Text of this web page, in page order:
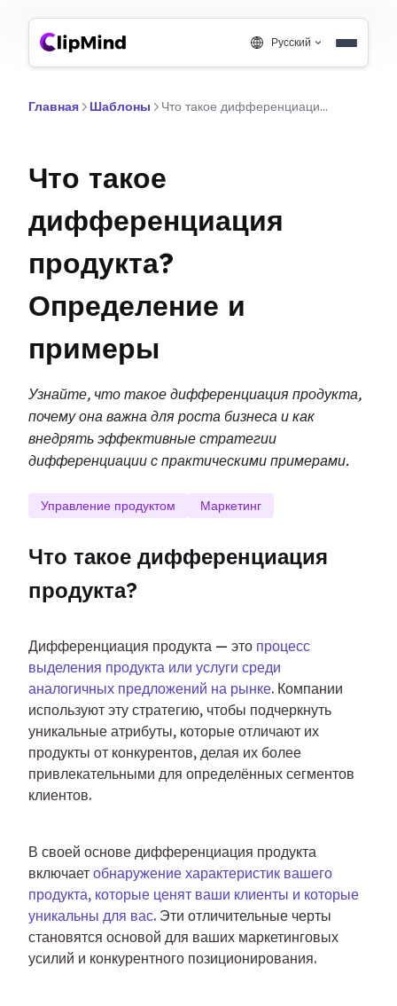
Русский
Главная Шаблоны Что такое дифференциация продукта? Определение и примеры
Что такое
дифференциация
продукта?
Определение и
примеры
Узнайте, что такое дифференциация продукта,
почему она важна для роста бизнеса и как
внедрять эффективные стратегии
дифференциации с практическими примерами.
Управление продуктом Маркетинг
Что такое дифференциация
продукта?
Дифференциация продукта — это процесс
выделения продукта или услуги среди
аналогичных предложений на рынке. Компании
используют эту стратегию, чтобы подчеркнуть
уникальные атрибуты, которые отличают их
продукты от конкурентов, делая их более
привлекательными для определённых сегментов
клиентов.
В своей основе дифференциация продукта
включает обнаружение характеристик вашего
продукта, которые ценят ваши клиенты и которые
уникальны для вас. Эти отличительные черты
становятся основой для ваших маркетинговых
усилий и конкурентного позиционирования.